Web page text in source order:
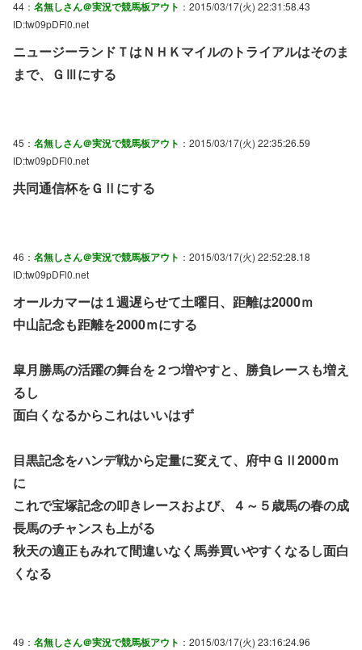
44： 名無しさん＠実況で競馬板アウト ：2015/03/17(火) 22:31:58.43
ID:tw09pDFl0.net
ニュージーランドＴはＮＨＫマイルのトライアルはそのま
まで、ＧⅢにする
45： 名無しさん＠実況で競馬板アウト ：2015/03/17(火) 22:35:26.59
ID:tw09pDFl0.net
共同通信杯をＧⅡにする
46： 名無しさん＠実況で競馬板アウト ：2015/03/17(火) 22:52:28.18
ID:tw09pDFl0.net
オールカマーは１週遅らせて土曜日、距離は2000ｍ
中山記念も距離を2000ｍにする
皐月勝馬の活躍の舞台を２つ増やすと、勝負レースも増え
るし
面白くなるからこれはいいはず
目黒記念をハンデ戦から定量に変えて、府中ＧⅡ2000ｍ
に
これで宝塚記念の叩きレースおよび、４～５歳馬の春の成
長馬のチャンスも上がる
秋天の適正もみれて間違いなく馬券買いやすくなるし面白
くなる
49： 名無しさん＠実況で競馬板アウト ：2015/03/17(火) 23:16:24.96